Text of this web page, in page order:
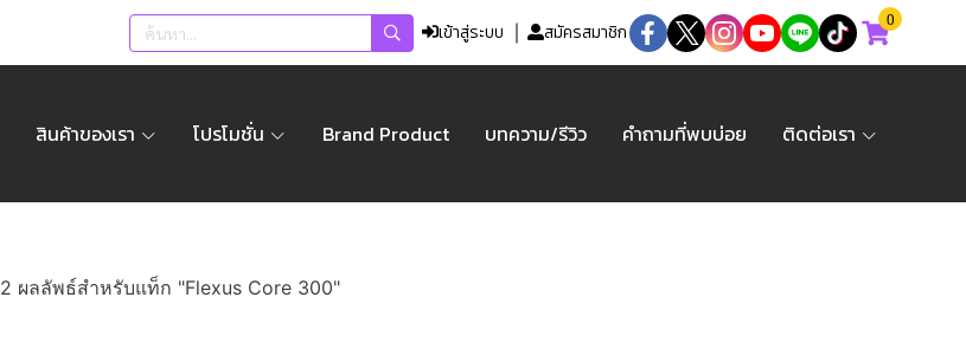
เข้าสู่ระบบ สมัครสมาชิก
0
สินค้าของเรา โปรโมชั่น Brand Product บทความ/รีวิว คำถามที่พบบ่อย ติดต่อเรา
2 ผลลัพธ์สำหรับแท็ก "Flexus Core 300"